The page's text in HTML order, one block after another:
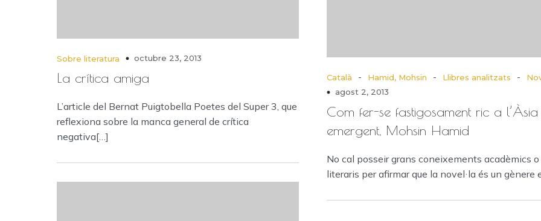
Sobre literatura octubre 23, 2013
La crítica amiga
L’article del Bernat Puigtobella Poetes del Super 3, que
reflexiona sobre la manca general de crítica
negativa[…]
Català - Hamid, Mohsin - Llibres analitzats -
agost 2, 2013
Com fer-se fastigosament ric a l’Àsia
emergent, Mohsin Hamid
No cal posseir grans coneixements acadèmics o
literaris per afirmar que la novel·la és un gènere